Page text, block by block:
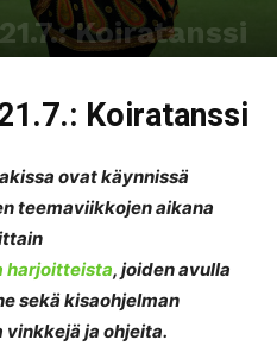
Koiratanssi
Koiratanssi
ovat käynnissä
teemaviikkojen aikana
harjoitteista, joiden avulla
sekä kisaohjelman
ja ohjeita.